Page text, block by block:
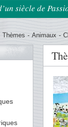
siècle de
Thèmes - Animaux -